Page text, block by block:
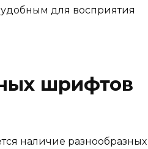
для восприятия
шрифтов
наличие разнообразных